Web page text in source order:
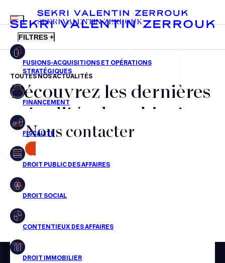
FR EN
MENU
SEKRI VALENTIN ZERROUK
FILTRES +
Fusions-acquisitions et opérations stratégiques
Financement
Fiscalité
Droit public des affaires
Droit social
Droit immobilier
Restructuring
TOUTES NOS ACTUALITÉS
Découvrez les dernières
actualités du cabinet,
nos récompenses et nos
transactions, jour après
jour
Aucun résultats pour cette recherche
Nous contacter